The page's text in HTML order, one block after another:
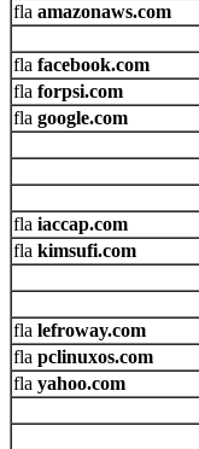
amazonaws.com
facebook.com
forpsi.com
google.com
iaccap.com
kimsufi.com
lefroway.com
pclinuxos.com
yahoo.com